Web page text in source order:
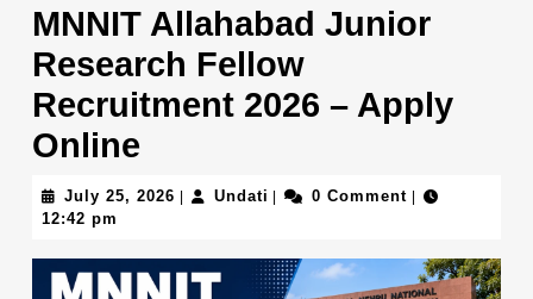
MNNIT Allahabad Junior
Research Fellow
Recruitment 2026 – Apply
Online
July 25, 2026 July Undati Undati0 Comment
12:42 pm